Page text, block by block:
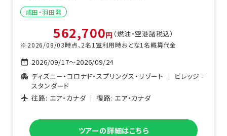
成田・羽田発
562,700円 （燃油・空港諸税込）
2026/08/03時点、 2名1室利用時おとな1名概算代金
2026/09/17～2026/09/24
ディズニー・コロナド・スプリングス・リゾート
｜ ビレッジ -
スタンダード
往路: エア・カナダ｜ 復路: エア・カナダ
ツアーの詳細はこちら